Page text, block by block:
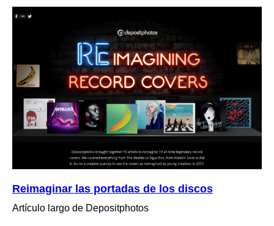
Reimaginar las portadas de los discos
Artículo largo de Depositphotos